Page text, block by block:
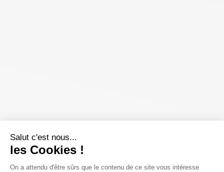
Salut c'est nous...
les Cookies !
On a attendu d'être sûrs que le contenu de ce site vous intéresse